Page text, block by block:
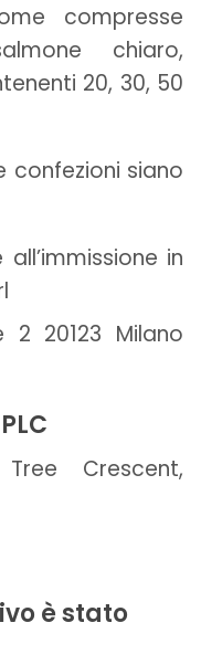
compresse
chiaro,
20, 30, 50
confezioni siano
in
2 20123 Milano
Crescent,
è stato